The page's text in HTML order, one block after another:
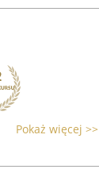
Pokaż więcej >>